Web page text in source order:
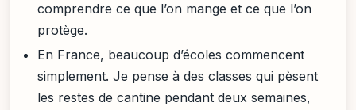
comprendre ce que l’on mange et ce que l’on
protège.
En France, beaucoup d’écoles commencent
simplement. Je pense à des classes qui pèsent
les restes de cantine pendant deux semaines,